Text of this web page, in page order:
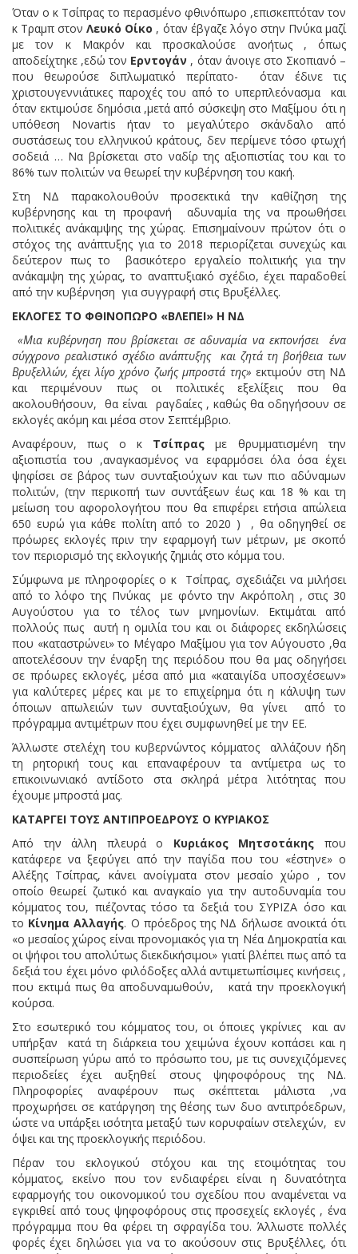
Όταν ο κ Τσίπρας το περασμένο φθινόπωρο ,επισκεπτόταν τον
κ Τραμπ στονΛευκό Οίκο , όταν έβγαζε λόγο στην Πνύκα μαζί
με τον κ Μακρόν και προσκαλούσε ανοήτως , όπως
αποδείχτηκε ,εδώ τον Ερντογάν , όταν άνοιγε στο Σκοπιανό –
που θεωρούσε διπλωματικό περίπατο- όταν έδινε τις
χριστουγεννιάτικες παροχές του από το υπερπλεόνασμα και
όταν εκτιμούσε δημόσια ,μετά από σύσκεψη στο Μαξίμου ότι η
υπόθεση Novartis ήταν το μεγαλύτερο σκάνδαλο από
συστάσεως του ελληνικού κράτους, δεν περίμενε τόσο φτωχή
σοδειά … Να βρίσκεται στο ναδίρ της αξιοπιστίας του και το
86% των πολιτών να θεωρεί την κυβέρνηση του κακή.
Στη ΝΔ παρακολουθούν προσεκτικά την καθίζηση της
κυβέρνησης και τη προφανή αδυναμία της να προωθήσει
πολιτικές ανάκαμψης της χώρας. Επισημαίνουν πρώτον ότι ο
στόχος της ανάπτυξης για το 2018 περιορίζεται συνεχώς και
δεύτερον πως το βασικότερο εργαλείο πολιτικής για την
ανάκαμψη της χώρας, το αναπτυξιακό σχέδιο, έχει παραδοθεί
από την κυβέρνηση για συγγραφή στις Βρυξέλλες.
ΕΚΛΟΓΕΣ ΤΟ ΦΘΙΝΟΠΩΡΟ «ΒΛΕΠΕΙ» Η ΝΔ
«Μια κυβέρνηση που βρίσκεται σε αδυναμία να εκπονήσει ένα
σύγχρονο ρεαλιστικό σχέδιο ανάπτυξης και ζητά τη βοήθεια των
Βρυξελλών, έχει λίγο χρόνο ζωής μπροστά της» εκτιμούν στη ΝΔ
και περιμένουν πως οι πολιτικές εξελίξεις που θα
ακολουθήσουν, θα είναι ραγδαίες , καθώς θα οδηγήσουν σε
εκλογές ακόμη και μέσα στον Σεπτέμβριο.
Αναφέρουν, πως ο κ Τσίπρας με θρυμματισμένη την
αξιοπιστία του ,αναγκασμένος να εφαρμόσει όλα όσα έχει
ψηφίσει σε βάρος των συνταξιούχων και των πιο αδύναμων
πολιτών, (την περικοπή των συντάξεων έως και 18 % και τη
μείωση του αφορολογήτου που θα επιφέρει ετήσια απώλεια
650 ευρώ για κάθε πολίτη από το 2020 ) , θα οδηγηθεί σε
πρόωρες εκλογές πριν την εφαρμογή των μέτρων, με σκοπό
τον περιορισμό της εκλογικής ζημιάς στο κόμμα του.
Σύμφωνα με πληροφορίες ο κ Τσίπρας, σχεδιάζει να μιλήσει
από το λόφο της Πνύκας με φόντο την Ακρόπολη , στις 30
Αυγούστου για το τέλος των μνημονίων. Εκτιμάται από
πολλούς πως αυτή η ομιλία του και οι διάφορες εκδηλώσεις
που «καταστρώνει» το Μέγαρο Μαξίμου για τον Αύγουστο ,θα
αποτελέσουν την έναρξη της περιόδου που θα μας οδηγήσει
σε πρόωρες εκλογές, μέσα από μια «καταιγίδα υποσχέσεων»
για καλύτερες μέρες και με το επιχείρημα ότι η κάλυψη των
όποιων απωλειών των συνταξιούχων, θα γίνει από το
πρόγραμμα αντιμέτρων που έχει συμφωνηθεί με την ΕΕ.
Άλλωστε στελέχη του κυβερνώντος κόμματος αλλάζουν ήδη
τη ρητορική τους και επαναφέρουν τα αντίμετρα ως το
επικοινωνιακό αντίδοτο στα σκληρά μέτρα λιτότητας που
έχουμε μπροστά μας.
ΚΑΤΑΡΓΕΙ ΤΟΥΣ ΑΝΤΙΠΡΟΕΔΡΟΥΣ Ο ΚΥΡΙΑΚΟΣ
Από την άλλη πλευρά ο Κυριάκος Μητσοτάκης που
κατάφερε να ξεφύγει από την παγίδα που του «έστηνε» ο
Αλέξης Τσίπρας, κάνει ανοίγματα στον μεσαίο χώρο , τον
οποίο θεωρεί ζωτικό και αναγκαίο για την αυτοδυναμία του
κόμματος του, πιέζοντας τόσο τα δεξιά του ΣΥΡΙΖΑ όσο και
το Κίνημα Αλλαγής. Ο πρόεδρος της ΝΔ δήλωσε ανοικτά ότι
«ο μεσαίος χώρος είναι προνομιακός για τη Νέα Δημοκρατία και
οι ψήφοι του απολύτως διεκδικήσιμοι» γιατί βλέπει πως από τα
δεξιά του έχει μόνο φιλόδοξες αλλά αντιμετωπίσιμες κινήσεις ,
που εκτιμά πως θα αποδυναμωθούν, κατά την προεκλογική
κούρσα.
Στο εσωτερικό του κόμματος του, οι όποιες γκρίνιες και αν
υπήρξαν κατά τη διάρκεια του χειμώνα έχουν κοπάσει και η
συσπείρωση γύρω από το πρόσωπο του, με τις συνεχιζόμενες
περιοδείες έχει αυξηθεί στους ψηφοφόρους της ΝΔ.
Πληροφορίες αναφέρουν πως σκέπτεται μάλιστα ,να
προχωρήσει σε κατάργηση της θέσης των δυο αντιπρόεδρων,
ώστε να υπάρξει ισότητα μεταξύ των κορυφαίων στελεχών, εν
όψει και της προεκλογικής περιόδου.
Πέραν του εκλογικού στόχου και της ετοιμότητας του
κόμματος, εκείνο που τον ενδιαφέρει είναι η δυνατότητα
εφαρμογής του οικονομικού του σχεδίου που αναμένεται να
εγκριθεί από τους ψηφοφόρους στις προσεχείς εκλογές , ένα
πρόγραμμα που θα φέρει τη σφραγίδα του. Άλλωστε πολλές
φορές έχει δηλώσει για να το ακούσουν στις Βρυξέλλες, ότι